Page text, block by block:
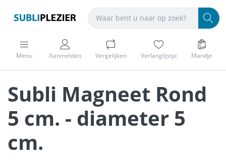
Menu Aanmelden Vergelijken Verlanglijstje Mandje
Subli Magneet Rond
5 cm. - diameter 5
cm.